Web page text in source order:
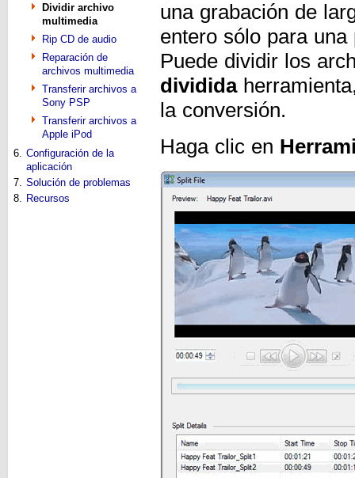
Dividir archivo
multimedia
Rip CD de audio
Reparación de
archivos multimedia
Transferir archivos a
Sony PSP
Transferir archivos a
Apple iPod
6. Configuración de la
aplicación
7. Solución de problemas
8. Recursos
una grabación de
entero sólo para
Puede dividir los
dividida
la conversión.
Haga clic en